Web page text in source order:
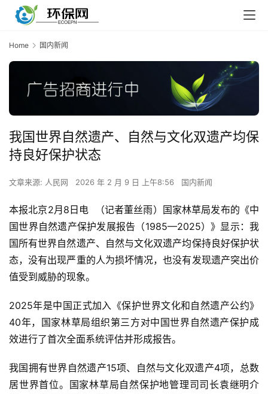
Home 国内新闻
我国世界自然遗产、自然与文化双遗产均保
持良好保护状态
文章来源: 人民网 2026 年 2 月 9 日 上午8:56 国内新闻
本报北京2月8日电  （记者董丝雨）国家林草局发布的《中
国世界自然遗产保护发展报告（1985—2025）》显示：我
国所有世界自然遗产、自然与文化双遗产均保持良好保护状
态，没有出现严重的人为损坏情况，也没有发现遗产突出价
值受到威胁的现象。
2025年是中国正式加入《保护世界文化和自然遗产公约》
40年，国家林草局组织第三方对中国世界自然遗产保护成
效进行了首次全面系统评估并形成报告。
我国拥有世界自然遗产15项、自然与文化双遗产4项，总数
居世界首位。国家林草局自然保护地管理司司长袁继明介